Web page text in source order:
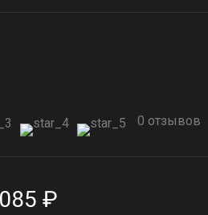
0 отзывов
₽